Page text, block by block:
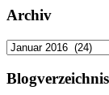
Archiv
Archiv